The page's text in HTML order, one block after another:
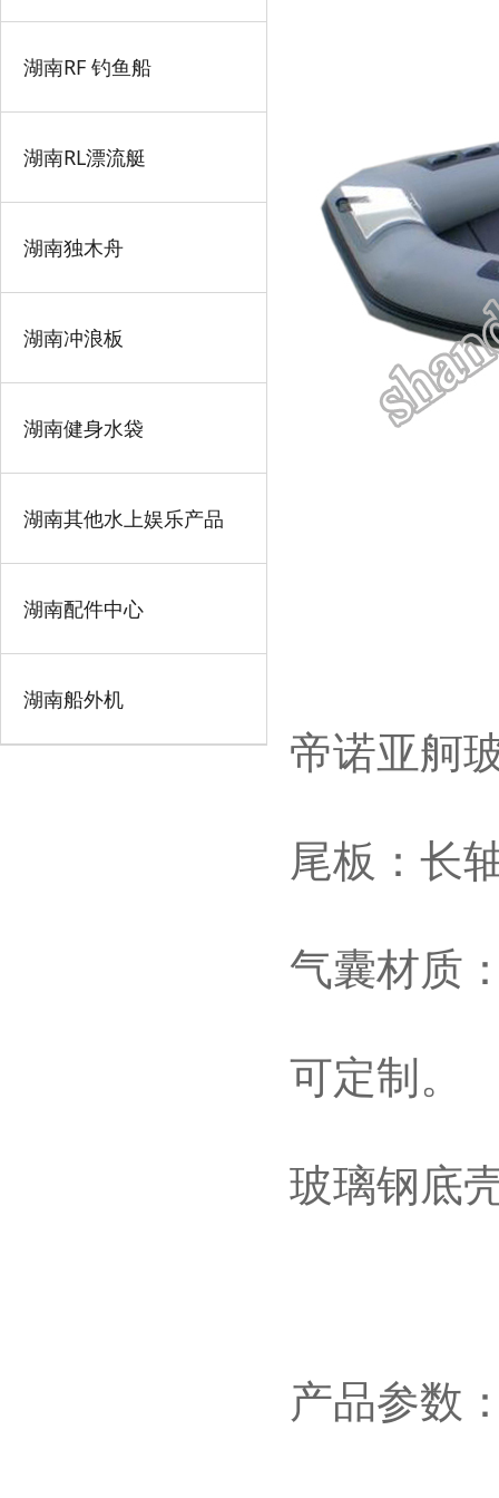
湖南RF 钓鱼船
湖南RL漂流艇
湖南独木舟
湖南冲浪板
湖南健身水袋
湖南其他水上娱乐产品
湖南配件中心
湖南船外机
帝诺亚舸
尾板：长
气囊材质
可定制。
玻璃钢底
产品参数